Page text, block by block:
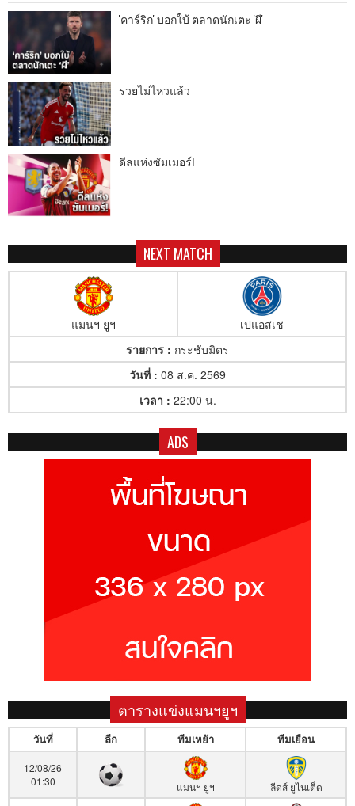
'คาร์ริก' บอกใบ้ ตลาดนักเตะ 'ผี'
รวยไม่ไหวแล้ว
ดีลแห่งซัมเมอร์!
NEXT MATCH
แมนฯ ยูฯ
เปแอสเช
รายการ : กระชับมิตร
วันที่ : 08 ส.ค. 2569
เวลา : 22:00 น.
ADS
ตารางแข่งแมนฯยูฯ
วันที่ ลีก ทีมเหย้า ทีมเยือน
12/08/26
01:30
แมนฯ ยูฯ ลีดส์ ยูไนเต็ด